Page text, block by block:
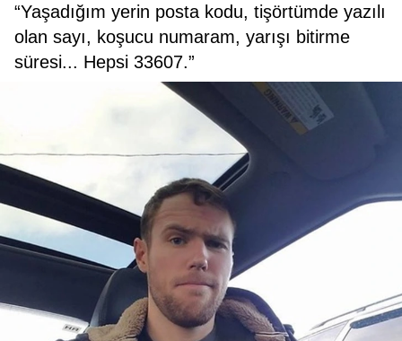
“Yaşadığım yerin posta kodu, tişörtümde yazılı
olan sayı, koşucu numaram, yarışı bitirme
süresi... Hepsi 33607.”